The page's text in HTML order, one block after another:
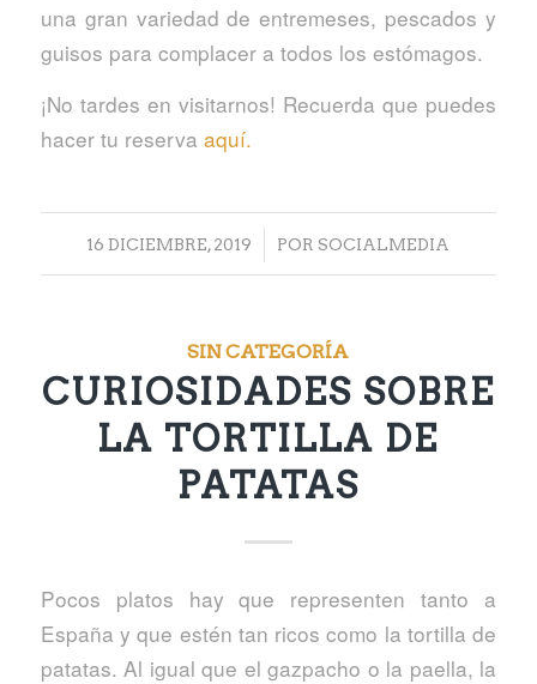
una gran variedad de entremeses, pescados y
guisos para complacer a todos los estómagos.
¡No tardes en visitarnos! Recuerda que puedes
hacer tu reserva aquí.
16 DICIEMBRE, 2019
/ PORSOCIALMEDIA
SIN CATEGORÍA
CURIOSIDADES SOBRE
LA TORTILLA DE
PATATAS
Pocos platos hay que representen tanto a
España y que estén tan ricos como la tortilla de
patatas. Al igual que el gazpacho o la paella, la